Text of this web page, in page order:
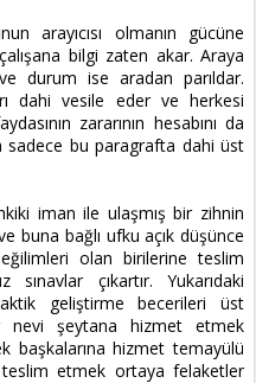
arayıcısı olmanın gücüne
bilgi zaten akar. Araya
durum ise aradan parıldar.
dahi vesile eder ve herkesi
zararının hesabını da
sadece bu paragrafta dahi üst
iman ile ulaşmış bir zihnin
buna bağlı ufku açık düşünce
olan birilerine teslim
çıkartır. Yukarıdaki
geliştirme becerileri üst
nevi şeytana hizmet etmek
başkalarına hizmet temayülü
etmek ortaya felaketler